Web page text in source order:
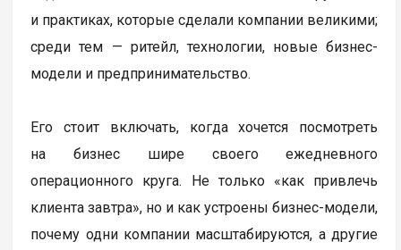
и практиках, которые сделали компании великими;
среди тем — ритейл, технологии, новые бизнес-
модели и предпринимательство.
Его стоит включать, когда хочется посмотреть
на бизнес шире своего ежедневного
операционного круга. Не только «как привлечь
клиента завтра», но и как устроены бизнес-модели,
почему одни компании масштабируются, а другие